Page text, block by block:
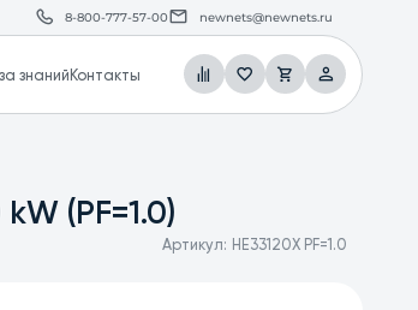
8-800-777-57-00 newnets@newnets.ru
знаний Контакты
(PF=1.0)
Артикул: HE33120X PF=1.0